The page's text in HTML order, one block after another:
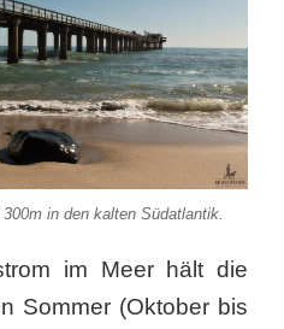
in den kalten Südatlantik.
im Meer hält die
Sommer (Oktober bis